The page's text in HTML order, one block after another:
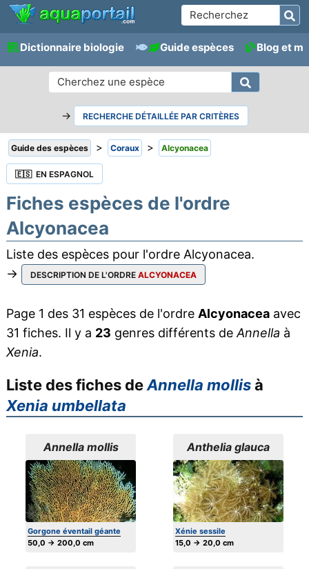
Dictionnaire biologie Guide espèces Blog et
→ RECHERCHE DÉTAILLÉE PAR CRITÈRES
Guide des espèces > Coraux > Alcyonacea
🇪🇸 EN ESPAGNOL
Fiches espèces de l'ordre
Alcyonacea
Liste des espèces pour l'ordre Alcyonacea.
→
DESCRIPTION DE L'ORDRE ALCYONACEA
Page 1 des 31 espèces de l'ordre Alcyonaceaavec
31 fiches. Il y a 23 genres différents de Annella à
Xenia.
Liste des fiches deAnnella mollisà
Xenia umbellata
Annella mollis
Gorgone éventail géante
50,0 → 200,0 cm
Anthelia glauca
Xénie sessile
15,0 → 20,0 cm